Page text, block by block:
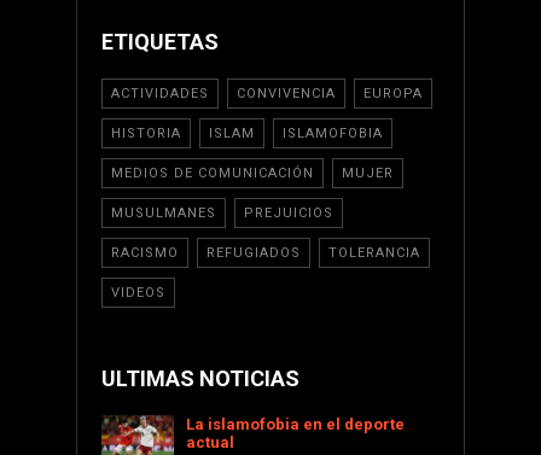
ETIQUETAS
ACTIVIDADES CONVIVENCIA EUROPA
HISTORIA ISLAM ISLAMOFOBIA
MEDIOS DE COMUNICACIÓN MUJER
MUSULMANES PREJUICIOS
RACISMO REFUGIADOS TOLERANCIA
VIDEOS
ULTIMAS NOTICIAS
La islamofobia en el deporte
actual